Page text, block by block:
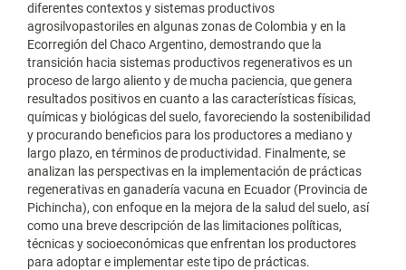
diferentes contextos y sistemas productivos
agrosilvopastoriles en algunas zonas de Colombia y en la
Ecorregión del Chaco Argentino, demostrando que la
transición hacia sistemas productivos regenerativos es un
proceso de largo aliento y de mucha paciencia, que genera
resultados positivos en cuanto a las características físicas,
químicas y biológicas del suelo, favoreciendo la sostenibilidad
y procurando beneficios para los productores a mediano y
largo plazo, en términos de productividad. Finalmente, se
analizan las perspectivas en la implementación de prácticas
regenerativas en ganadería vacuna en Ecuador (Provincia de
Pichincha), con enfoque en la mejora de la salud del suelo, así
como una breve descripción de las limitaciones políticas,
técnicas y socioeconómicas que enfrentan los productores
para adoptar e implementar este tipo de prácticas.